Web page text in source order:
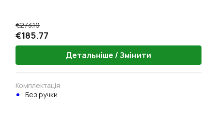
€273.19
€185.77
Детальніше / Змінити
Комплектація
Без ручки